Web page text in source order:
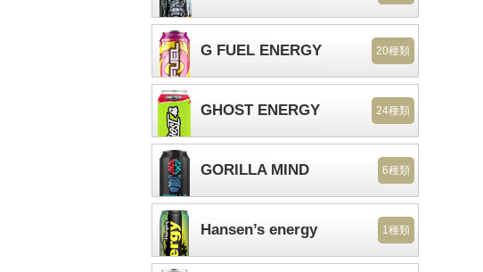
G FUEL ENERGY 20種類
GHOST ENERGY 24種類
GORILLA MIND 6種類
Hansen’s energy 1種類